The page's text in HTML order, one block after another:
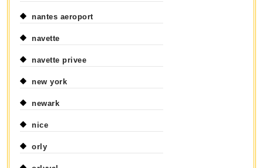
nantes aeroport
navette
navette privee
new york
newark
nice
orly